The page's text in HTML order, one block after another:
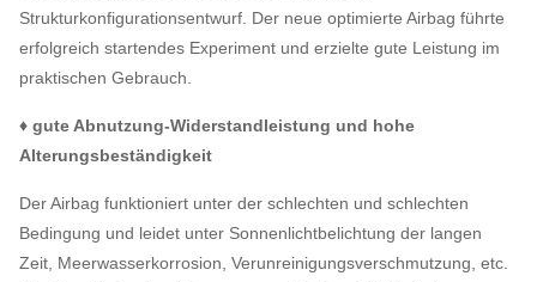
Strukturkonfigurationsentwurf. Der neue optimierte Airbag führte
erfolgreich startendes Experiment und erzielte gute Leistung im
praktischen Gebrauch.
♦ gute Abnutzung-Widerstandleistung und hohe
Alterungsbeständigkeit
Der Airbag funktioniert unter der schlechten und schlechten
Bedingung und leidet unter Sonnenlichtbelichtung der langen
Zeit, Meerwasserkorrosion, Verunreinigungsverschmutzung, etc.